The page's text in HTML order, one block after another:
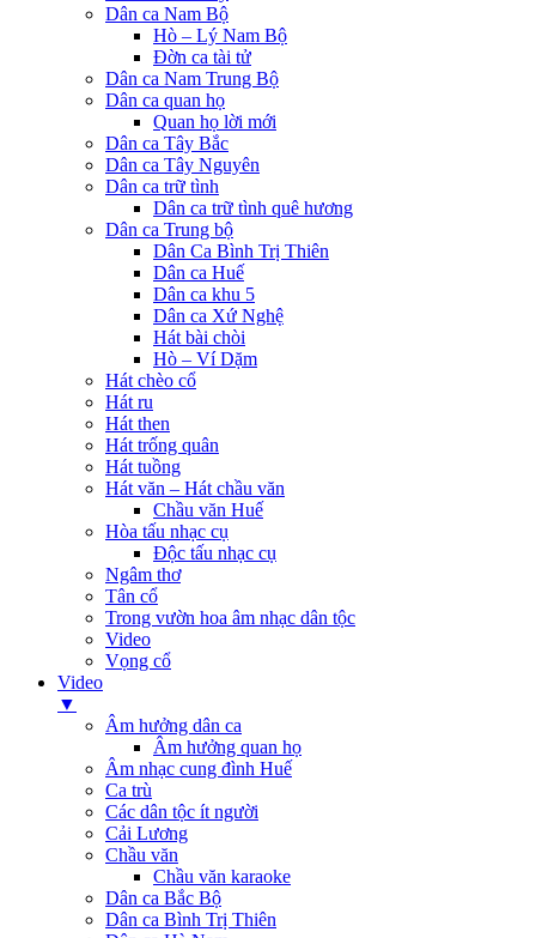
Dân ca Nam Bộ
Hò – Lý Nam Bộ
Đờn ca tài tử
Dân ca Nam Trung Bộ
Dân ca quan họ
Quan họ lời mới
Dân ca Tây Bắc
Dân ca Tây Nguyên
Dân ca trữ tình
Dân ca trữ tình quê hương
Dân ca Trung bộ
Dân Ca Bình Trị Thiên
Dân ca Huế
Dân ca khu 5
Dân ca Xứ Nghệ
Hát bài chòi
Hò – Ví Dặm
Hát chèo cổ
Hát ru
Hát then
Hát trống quân
Hát tuồng
Hát văn – Hát chầu văn
Chầu văn Huế
Hòa tấu nhạc cụ
Độc tấu nhạc cụ
Ngâm thơ
Tân cổ
Trong vườn hoa âm nhạc dân tộc
Video
Vọng cổ
Video
▼
Âm hưởng dân ca
Âm hưởng quan họ
Âm nhạc cung đình Huế
Ca trù
Các dân tộc ít người
Cải Lương
Chầu văn
Chầu văn karaoke
Dân ca Bắc Bộ
Dân ca Bình Trị Thiên